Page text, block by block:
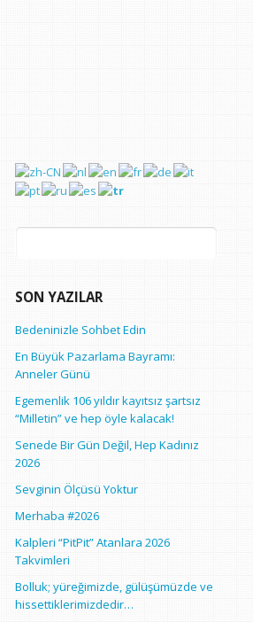
Arama:
SON YAZILAR
Bedeninizle Sohbet Edin
En Büyük Pazarlama Bayramı:
Anneler Günü
Egemenlik 106 yıldır kayıtsız şartsız
“Milletin” ve hep öyle kalacak!
Senede Bir Gün Değil, Hep Kadınız
2026
Sevginin Ölçüsü Yoktur
Merhaba #2026
Kalpleri “PitPit” Atanlara 2026
Takvimleri
Bolluk; yüreğimizde, gülüşümüzde ve
hissettiklerimizdedir…